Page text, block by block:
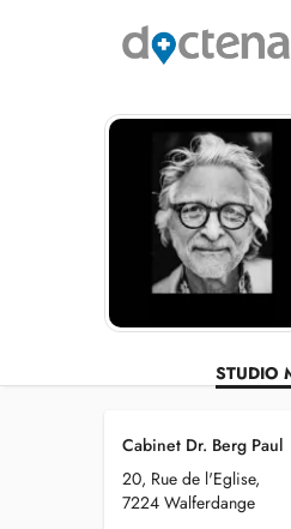
STUDIO
Cabinet Dr. Berg Paul
20, Rue de l'Eglise,
7224 Walferdange